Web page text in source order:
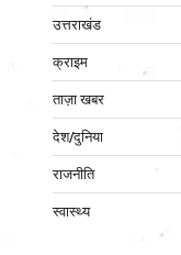
उत्तराखंड
क्राइम
ताज़ा खबर
देश/दुनिया
राजनीति
स्वास्थ्य